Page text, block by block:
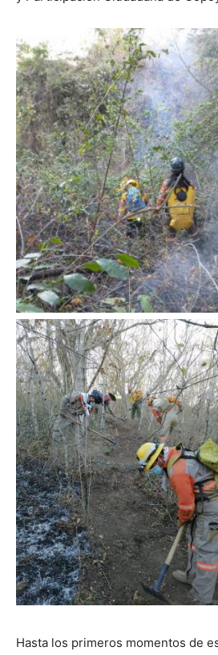
Hasta los primeros momentos de